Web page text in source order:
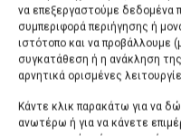
να επεξεργαστούμε δεδομένα
συμπεριφορά περιήγησης ή
ιστότοπο και να προβάλλουμε
συγκατάθεση ή η ανάκληση
αρνητικά ορισμένες
Κάντε κλικ παρακάτω για να
ανωτέρω ή για να κάνετε